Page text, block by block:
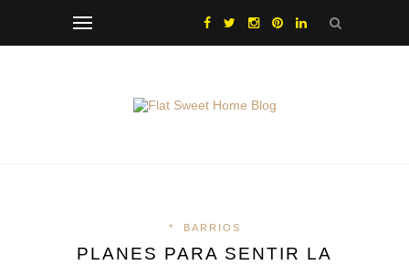
* BARRIOS
PLANES PARA SENTIR LA